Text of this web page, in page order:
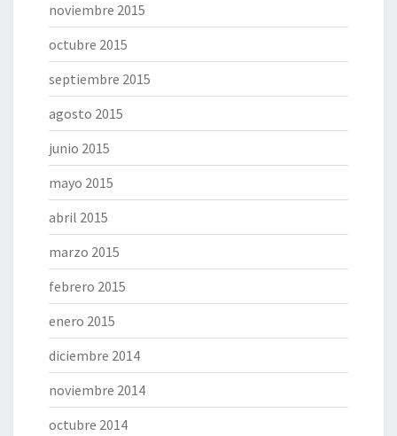
noviembre 2015
octubre 2015
septiembre 2015
agosto 2015
junio 2015
mayo 2015
abril 2015
marzo 2015
febrero 2015
enero 2015
diciembre 2014
noviembre 2014
octubre 2014